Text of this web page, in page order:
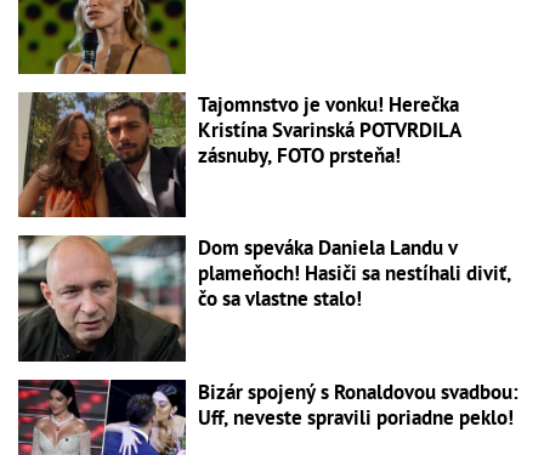
Tajomnstvo je vonku! Herečka
Kristína Svarinská POTVRDILA
zásnuby, FOTO prsteňa!
Dom speváka Daniela Landu v
plameňoch! Hasiči sa nestíhali diviť,
čo sa vlastne stalo!
Bizár spojený s Ronaldovou svadbou:
Uff, neveste spravili poriadne peklo!